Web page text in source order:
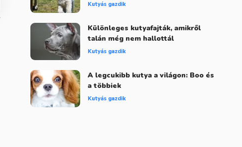
Kutyás gazdik
Különleges kutyafajták, amikről
talán még nem hallottál
Kutyás gazdik
A legcukibb kutya a világon: Boo és
a többiek
Kutyás gazdik